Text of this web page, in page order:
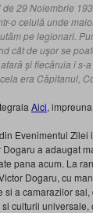
de 29 Noiembrie
o celulă unde
pe legionari.
cât de uşor se
şi fiecăruia i s-
era Căpitanul,
Aici,
Evenimentul
a adaugat
pana acum. La
Dogaru, cu
si a camarazilor
culturii